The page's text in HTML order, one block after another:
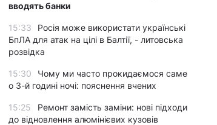
вводять банки
15:33
Росія може використати українські
БпЛА для атак на цілі в Балтії, - литовська
розвідка
15:30
Чому ми часто прокидаємося саме
о 3-й годині ночі: пояснення вчених
15:25
Ремонт замість заміни: нові підходи
до відновлення алюмінієвих кузовів